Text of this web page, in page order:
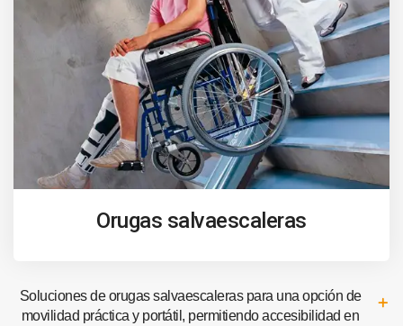
Orugas salvaescaleras
Soluciones de orugas salvaescaleras para una opción de
movilidad práctica y portátil, permitiendo accesibilidad en